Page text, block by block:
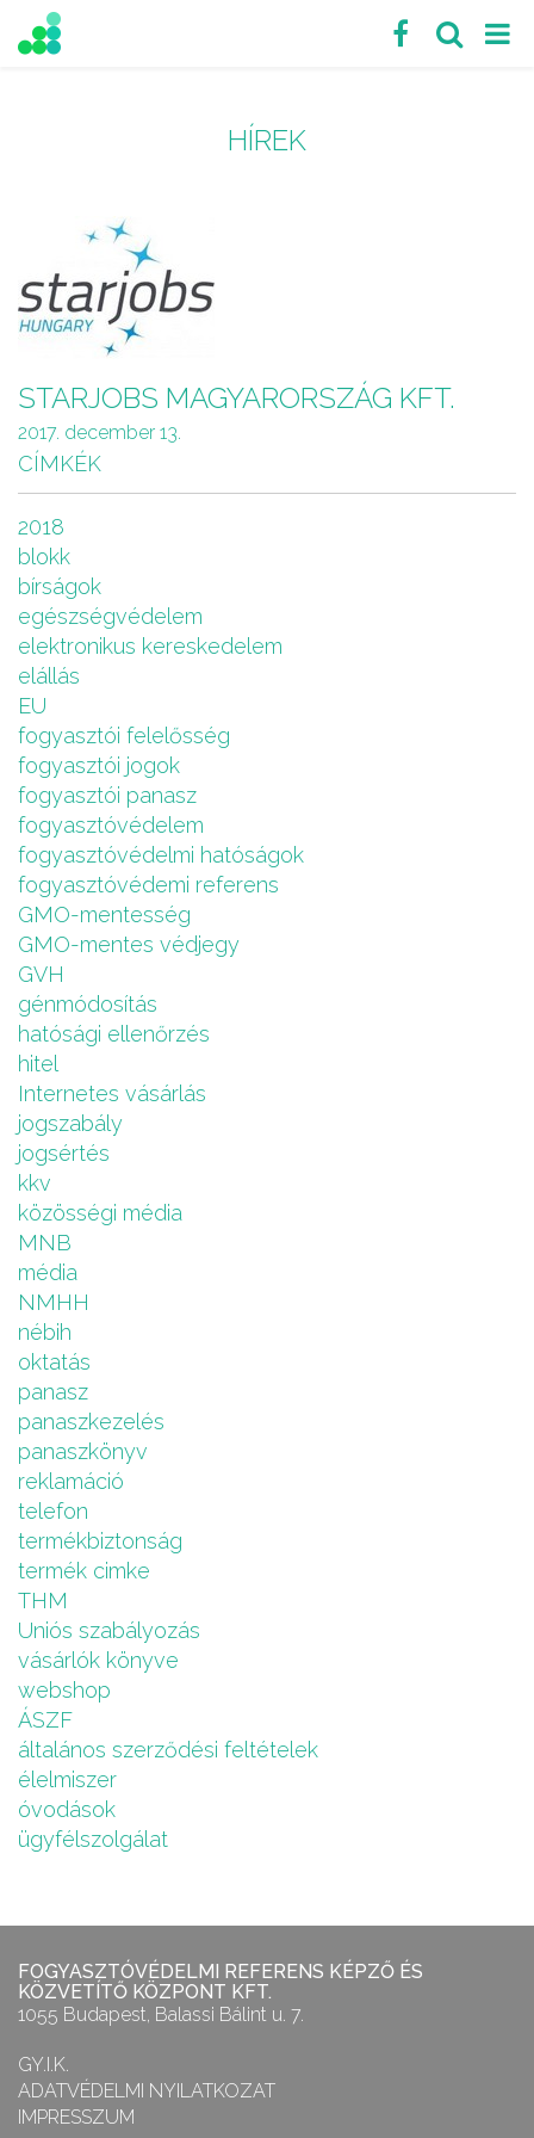
HÍREK
STARJOBS MAGYARORSZÁG KFT.
2017. december 13.
CÍMKÉK
2018
blokk
bírságok
egészségvédelem
elektronikus kereskedelem
elállás
EU
fogyasztói felelősség
fogyasztói jogok
fogyasztói panasz
fogyasztóvédelem
fogyasztóvédelmi hatóságok
fogyasztóvédemi referens
GMO-mentesség
GMO-mentes védjegy
GVH
génmódosítás
hatósági ellenőrzés
hitel
Internetes vásárlás
jogszabály
jogsértés
kkv
közösségi média
MNB
média
NMHH
nébih
oktatás
panasz
panaszkezelés
panaszkönyv
reklamáció
telefon
termékbiztonság
termék cimke
THM
Uniós szabályozás
vásárlók könyve
webshop
ÁSZF
általános szerződési feltételek
élelmiszer
óvodások
ügyfélszolgálat
FOGYASZTÓVÉDELMI REFERENS KÉPZŐ ÉS
KÖZVETÍTŐ KÖZPONT KFT.
1055 Budapest, Balassi Bálint u. 7.
GY.I.K.
ADATVÉDELMI NYILATKOZAT
IMPRESSZUM